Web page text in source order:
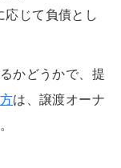
応じて負債とし
かどうかで、提
は、譲渡オーナ